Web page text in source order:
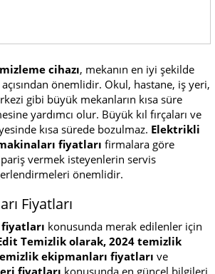
cihazı, mekanın en iyi şekilde
açısından önemlidir. Okul, hastane, iş yeri,
gibi büyük mekanların kısa süre
yardımcı olur. Büyük kıl fırçaları ve
kısa sürede bozulmaz. Elektrikli
fiyatları firmalara göre
vermek isteyenlerin servis
önemlidir.
Fiyatları
konusunda merak edilenler için
Temizlik olarak, 2024 temizlik
ekipmanları fiyatları ve
fiyatları konusunda en güncel bilgileri